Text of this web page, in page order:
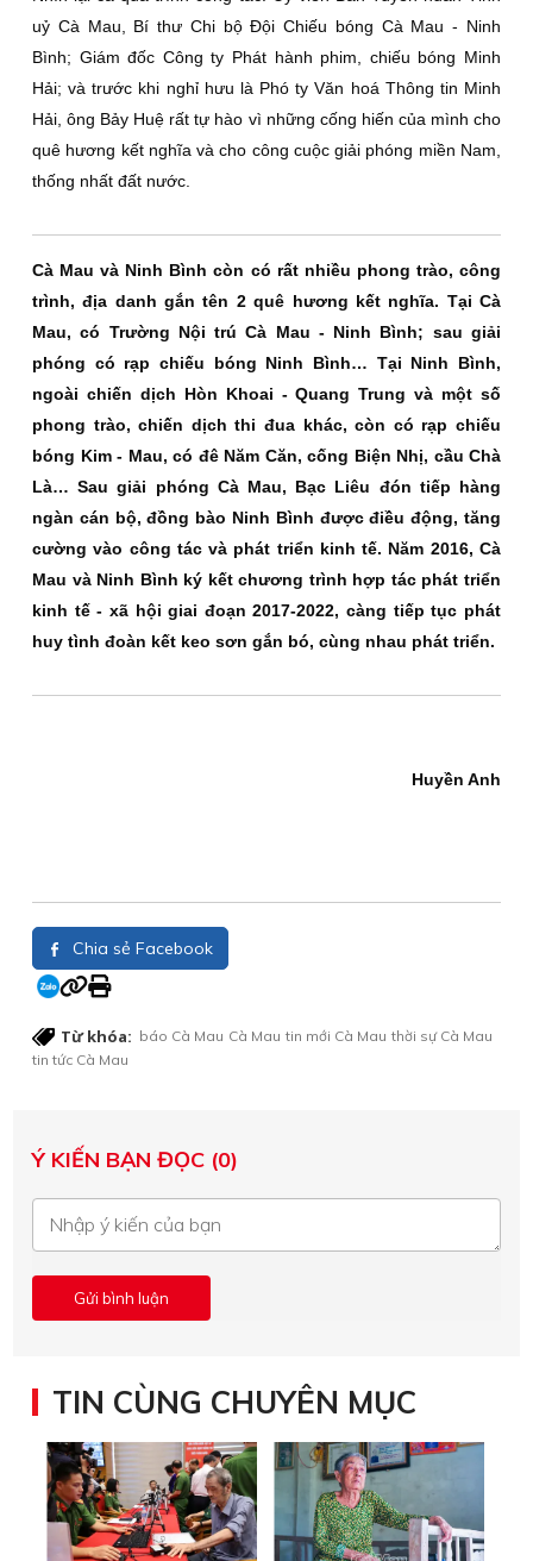
uỷ Cà Mau, Bí thư Chi bộ Đội Chiếu bóng Cà Mau - Ninh
Bình; Giám đốc Công ty Phát hành phim, chiếu bóng Minh
Hải; và trước khi nghỉ hưu là Phó ty Văn hoá Thông tin Minh
Hải, ông Bảy Huệ rất tự hào vì những cống hiến của mình cho
quê hương kết nghĩa và cho công cuộc giải phóng miền Nam,
thống nhất đất nước.
Cà Mau và Ninh Bình còn có rất nhiều phong trào, công
trình, địa danh gắn tên 2 quê hương kết nghĩa. Tại Cà
Mau, có Trường Nội trú Cà Mau - Ninh Bình; sau giải
phóng có rạp chiếu bóng Ninh Bình… Tại Ninh Bình,
ngoài chiến dịch Hòn Khoai - Quang Trung và một số
phong trào, chiến dịch thi đua khác, còn có rạp chiếu
bóng Kim - Mau, có đê Năm Căn, cống Biện Nhị, cầu Chà
Là… Sau giải phóng Cà Mau, Bạc Liêu đón tiếp hàng
ngàn cán bộ, đồng bào Ninh Bình được điều động, tăng
cường vào công tác và phát triển kinh tế. Năm 2016, Cà
Mau và Ninh Bình ký kết chương trình hợp tác phát triển
kinh tế - xã hội giai đoạn 2017-2022, càng tiếp tục phát
huy tình đoàn kết keo sơn gắn bó, cùng nhau phát triển.
Huyền Anh
Chia sẻ Facebook
Từ khóa: báo Cà Mau Cà Mau tin mới Cà Mau thời sự Cà Mau
tin tức Cà Mau
Ý KIẾN BẠN ĐỌC (0)
TIN CÙNG CHUYÊN MỤC